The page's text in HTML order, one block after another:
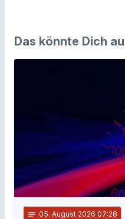
Das könnte Dich
notes 05. August 2026 07:28